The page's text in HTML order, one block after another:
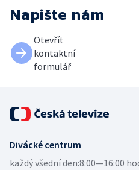
Napište nám
Otevřít
kontaktní
formulář
Divácké centrum
každý všední den:8:00—16:00